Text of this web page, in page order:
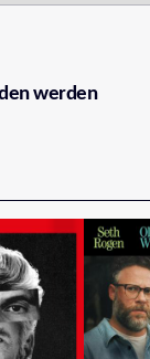
werden